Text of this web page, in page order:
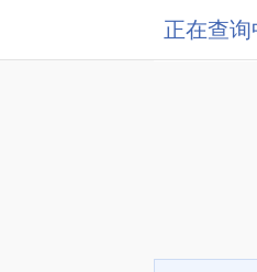
正在查询